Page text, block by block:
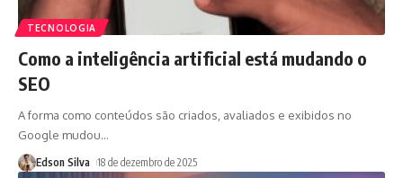
TECNOLOGIA
Como a inteligência artificial está mudando o
SEO
A forma como conteúdos são criados, avaliados e exibidos no
Google mudou…
Edson Silva 18 de dezembro de 2025